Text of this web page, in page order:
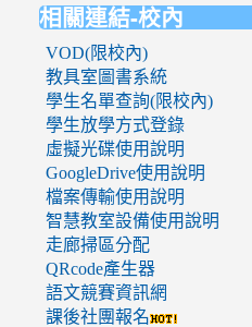
相關連結-校內
VOD(限校內)
教具室圖書系統
學生名單查詢(限校內)
學生放學方式登錄
虛擬光碟使用說明
GoogleDrive使用說明
檔案傳輸使用說明
智慧教室設備使用說明
走廊掃區分配
QRcode產生器
語文競賽資訊網
課後社團報名